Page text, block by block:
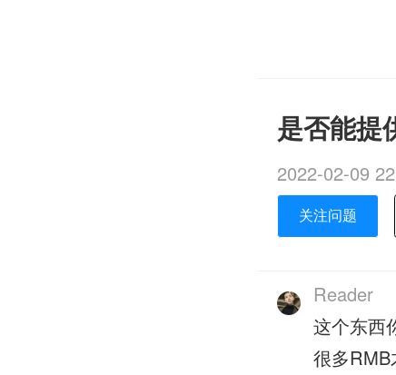
是否能提
2022-02-09
关注问题
Reader
这个东西
很多